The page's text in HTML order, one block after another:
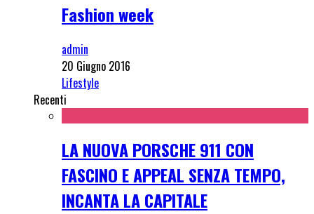
Fashion week
admin
20 Giugno 2016
Lifestyle
Recenti
LA NUOVA PORSCHE 911 CON
FASCINO E APPEAL SENZA TEMPO,
INCANTA LA CAPITALE